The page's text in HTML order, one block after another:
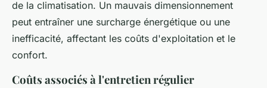
de la climatisation. Un mauvais dimensionnement
peut entraîner une surcharge énergétique ou une
inefficacité, affectant les coûts d'exploitation et le
confort.
Coûts associés à l'entretien régulier